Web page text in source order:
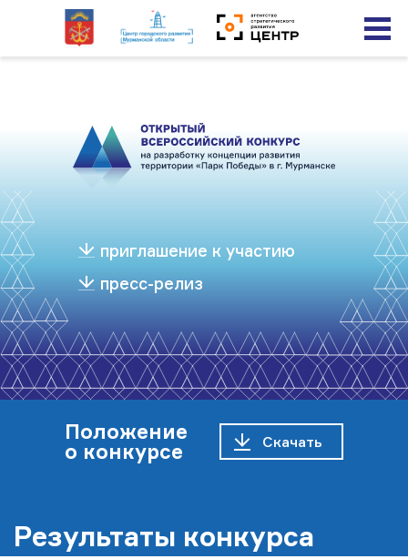
График
Медиацентр
Видео
Галерея
приглашение к участию
пресс-релиз
Положение
о конкурсе
Скачать
Результаты конкурса